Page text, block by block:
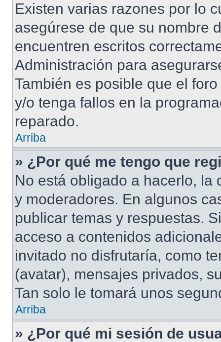
Existen varias razones por lo
asegúrese de que su nombre
encuentren escritos
Administración para
También es posible que el
y/o tenga fallos en la
reparado.
Arriba
» ¿Por qué me tengo que
No está obligado a hacerlo, la
y moderadores. En algunos
publicar temas y respuestas.
acceso a contenidos
invitado no disfrutaría, como
(avatar), mensajes privados,
Tan solo le tomará unos
Arriba
» ¿Por qué mi sesión de